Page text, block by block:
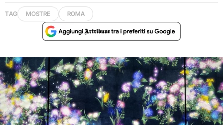
TAG MOSTRE ROMA